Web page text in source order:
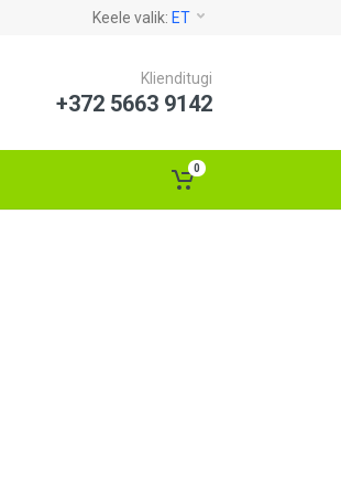
Keele valik: ET
Klienditugi
+372 5663 9142
0